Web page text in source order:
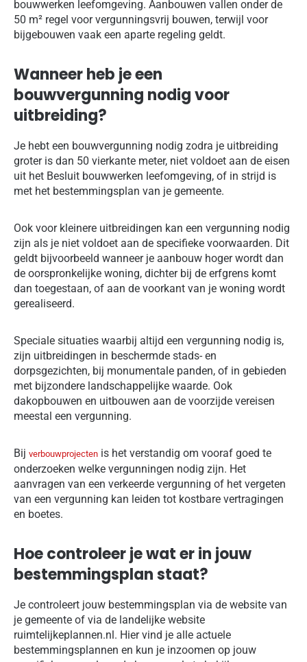
bouwwerken leefomgeving. Aanbouwen vallen onder de
50 m² regel voor vergunningsvrij bouwen, terwijl voor
bijgebouwen vaak een aparte regeling geldt.
Wanneer heb je een
bouwvergunning nodig voor
uitbreiding?
Je hebt een bouwvergunning nodig zodra je uitbreiding
groter is dan 50 vierkante meter, niet voldoet aan de eisen
uit het Besluit bouwwerken leefomgeving, of in strijd is
met het bestemmingsplan van je gemeente.
Ook voor kleinere uitbreidingen kan een vergunning nodig
zijn als je niet voldoet aan de specifieke voorwaarden. Dit
geldt bijvoorbeeld wanneer je aanbouw hoger wordt dan
de oorspronkelijke woning, dichter bij de erfgrens komt
dan toegestaan, of aan de voorkant van je woning wordt
gerealiseerd.
Speciale situaties waarbij altijd een vergunning nodig is,
zijn uitbreidingen in beschermde stads- en
dorpsgezichten, bij monumentale panden, of in gebieden
met bijzondere landschappelijke waarde. Ook
dakopbouwen en uitbouwen aan de voorzijde vereisen
meestal een vergunning.
Bij verbouwprojecten is het verstandig om vooraf goed te
onderzoeken welke vergunningen nodig zijn. Het
aanvragen van een verkeerde vergunning of het vergeten
van een vergunning kan leiden tot kostbare vertragingen
en boetes.
Hoe controleer je wat er in jouw
bestemmingsplan staat?
Je controleert jouw bestemmingsplan via de website van
je gemeente of via de landelijke website
ruimtelijkeplannen.nl. Hier vind je alle actuele
bestemmingsplannen en kun je inzoomen op jouw